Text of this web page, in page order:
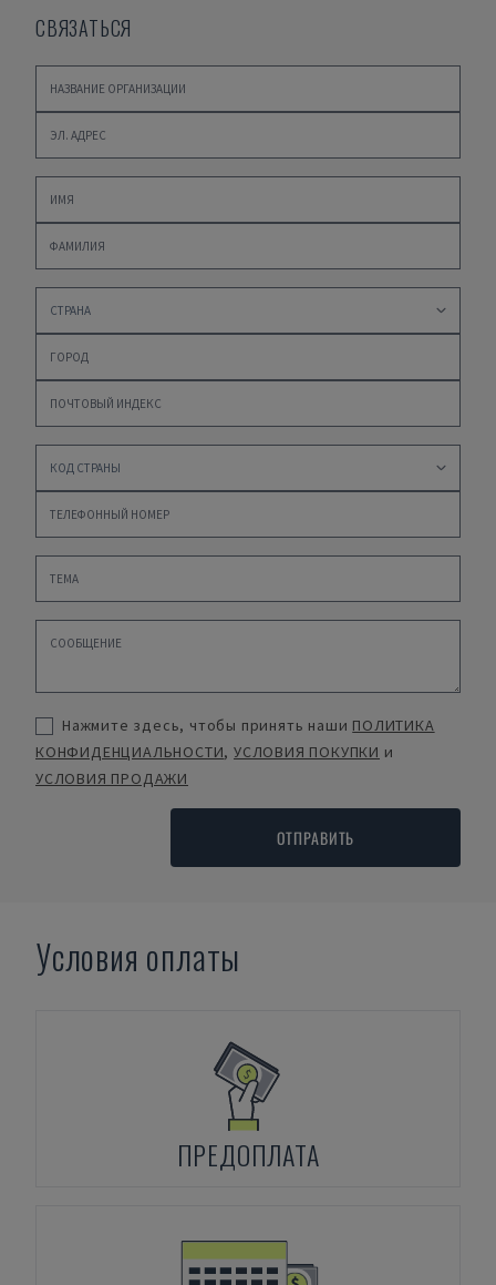
СВЯЗАТЬСЯ
Нажмите здесь, чтобы принять наши ПОЛИТИКА
КОНФИДЕНЦИАЛЬНОСТИ,УСЛОВИЯ ПОКУПКИ и
УСЛОВИЯ ПРОДАЖИ
ОТПРАВИТЬ
Условия оплаты
ПРЕДОПЛАТА